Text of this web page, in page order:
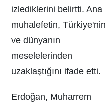
izlediklerini belirtti. Ana
muhalefetin, Türkiye'nin
ve dünyanın
meselelerinden
uzaklaştığını ifade etti.
Erdoğan, Muharrem